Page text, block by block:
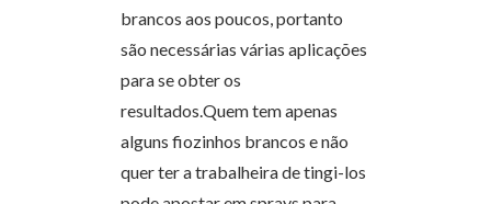
brancos aos poucos, portanto
são necessárias várias aplicações
para se obter os
resultados.Quem tem apenas
alguns fiozinhos brancos e não
quer ter a trabalheira de tingi-los